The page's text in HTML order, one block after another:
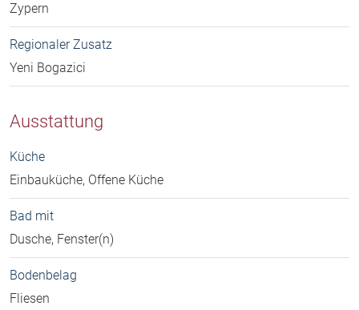
Zypern
Regionaler Zusatz
Yeni Bogazici
Ausstattung
Küche
Einbauküche, Offene Küche
Bad mit
Dusche, Fenster(n)
Bodenbelag
Fliesen